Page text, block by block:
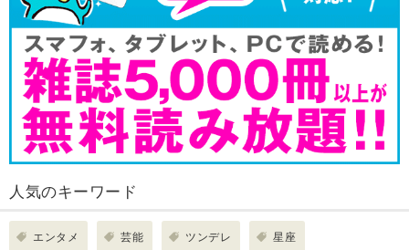
人気のキーワード
エンタメ 芸能 ツンデレ 星座